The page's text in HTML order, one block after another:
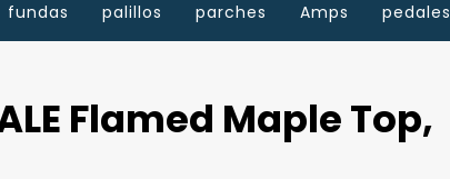
fundas palillos parches Amps pedales
Flamed Maple Top,